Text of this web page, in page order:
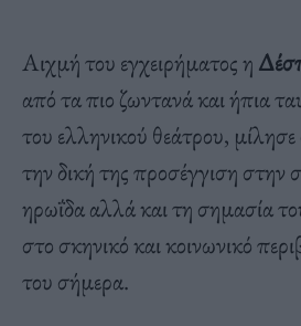
Αιχμή του εγχειρήματος η
από τα πιο ζωντανά και ήπια
του ελληνικού θεάτρου,
την δική της προσέγγιση στην
ηρωΐδα αλλά και τη σημασία
στο σκηνικό και κοινωνικό
του σήμερα.